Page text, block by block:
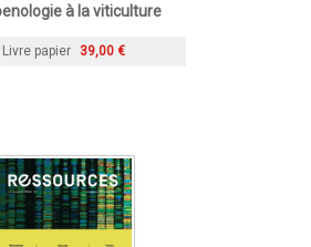
à la viticulture
Livre papier 39,00 €